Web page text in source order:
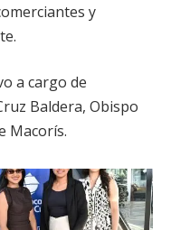
y
a cargo de
Baldera, Obispo
Macorís.